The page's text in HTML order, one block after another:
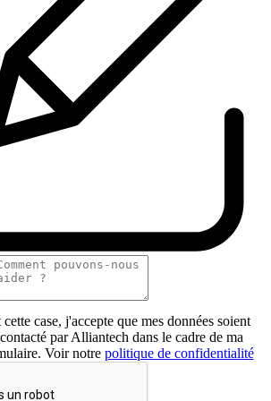
case, j'accepte que mes données soient
par Alliantech dans le cadre de ma
Voir notre politique de confidentialité